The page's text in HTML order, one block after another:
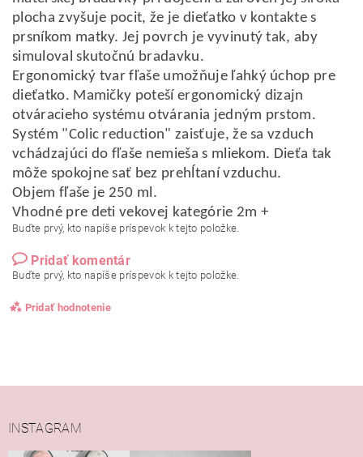
plocha zvyšuje pocit, že je dieťatko v kontakte s
prsníkom matky. Jej povrch je vyvinutý tak, aby
simuloval skutočnú bradavku.
Ergonomický tvar fľaše umožňuje ľahký úchop pre
dieťatko. Mamičky poteší ergonomický dizajn
otváracieho systému otvárania jedným prstom.
Systém "Colic reduction" zaisťuje, že sa vzduch
vchádzajúci do fľaše nemieša s mliekom. Dieťa tak
môže spokojne sať bez prehĺtaní vzduchu.
Objem fľaše je 250 ml.
Vhodné pre deti vekovej kategórie 2m +
Buďte prvý, kto napíše príspevok k tejto položke.
Pridať komentár
Buďte prvý, kto napíše príspevok k tejto položke.
Pridať hodnotenie
INSTAGRAM